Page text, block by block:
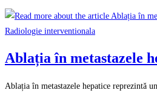
Radiologie interventionala
Ablația în metastazele
Ablația în metastazele hepatice reprezintă